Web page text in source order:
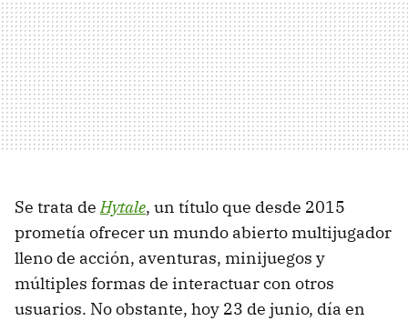
Se trata deHytale, un título que desde 2015
prometía ofrecer un mundo abierto multijugador
lleno de acción, aventuras, minijuegos y
múltiples formas de interactuar con otros
usuarios. No obstante, hoy 23 de junio, día en